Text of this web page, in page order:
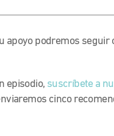
apoyo podremos
episodio, suscríbete a
cinco